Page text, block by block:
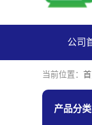
公司
当前位置：
产品分类